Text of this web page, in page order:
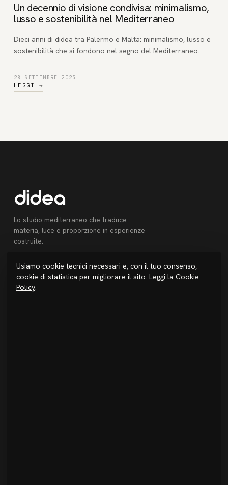
Un decennio di visione condivisa: minimalismo,
lusso e sostenibilità nel Mediterraneo
Dieci anni di didea tra Palermo e Malta: minimalismo, lusso e
sostenibilità che si fondono nel segno del Mediterraneo.
28 SETTEMBRE 2023
LEGGI →
Lo studio mediterraneo che traduce
materia, luce e proporzione in esperienze
costruite.
STUDIO
Chi siamo
Usiamo cookie tecnici necessari e, con il tuo consenso,
cookie di statistica per migliorare il sito. Leggi la Cookie
Policy.